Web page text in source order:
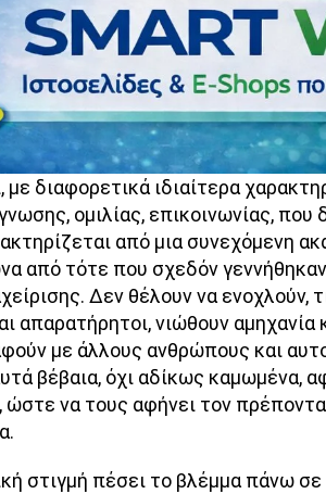
διαφορετικά ιδιαίτερα
ομιλίας, επικοινωνίας, που
από μια συνεχόμενη
από τότε που σχεδόν
Δεν θέλουν να ενοχλούν,
απαρατήρητοι, νιώθουν αμηχανία
με άλλους ανθρώπους και
βέβαια, όχι αδίκως καμωμένα,
ώστε να τους αφήνει τον
στιγμή πέσει το βλέμμα πάνω